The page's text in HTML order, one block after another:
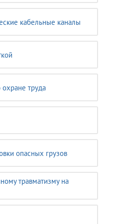
кабельные каналы
труда
опасных грузов
травматизму на